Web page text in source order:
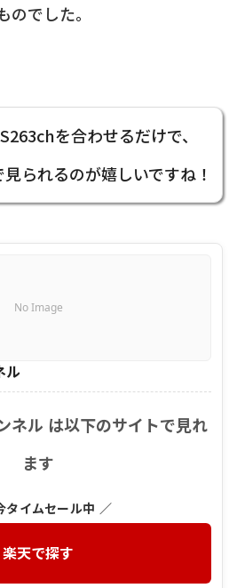
のでした。
を合わせるだけで、
られるのが嬉しいですね！
No Image
ル
ネル は以下のサイトで見れ
ます
タイムセール中 ／
楽天で探す